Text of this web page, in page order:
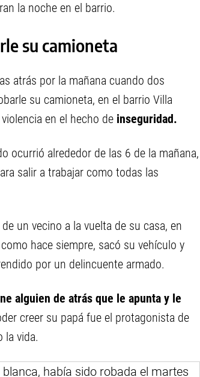
la noche en el barrio.
su camioneta
atrás por la mañana cuando dos
su camioneta, en el barrio Villa
en el hecho de inseguridad.
ocurrió alrededor de las 6 de la mañana,
salir a trabajar como todas las
un vecino a la vuelta de su casa, en
hace siempre, sacó su vehículo y
por un delincuente armado.
alguien de atrás que le apunta y le
creer su papá fue el protagonista de
la vida.